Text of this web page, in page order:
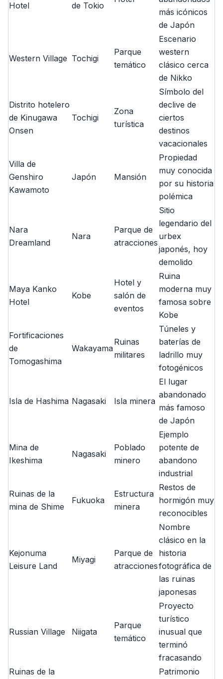
Hotel de Tokio
más icónicos
de Japón
Western Village Tochigi
Parque
temático
Escenario
western
clásico cerca
de Nikko
Distrito hotelero
de Kinugawa
Onsen
Tochigi
Zona
turística
Símbolo del
declive de
ciertos
destinos
vacacionales
Villa de
Genshiro
Kawamoto
Japón Mansión
Propiedad
muy conocida
por su historia
polémica
Nara
Dreamland
Nara
Parque de
atracciones
Sitio
legendario del
urbex
japonés, hoy
demolido
Maya Kanko
Hotel
Kobe
Hotel y
salón de
eventos
Ruina
moderna muy
famosa sobre
Kobe
Fortificaciones
de
Tomogashima
Wakayama
Ruinas
militares
Túneles y
baterías de
ladrillo muy
fotogénicos
Isla de Hashima Nagasaki Isla minera
El lugar
abandonado
más famoso
de Japón
Mina de
Ikeshima
Nagasaki
Poblado
minero
Ejemplo
potente de
abandono
industrial
Ruinas de la
mina de Shime
Fukuoka
Estructura
minera
Restos de
hormigón muy
reconocibles
Kejonuma
Leisure Land
Miyagi
Parque de
atracciones
Nombre
clásico en la
historia
fotográfica de
las ruinas
japonesas
Russian Village Niigata
Parque
temático
Proyecto
turístico
inusual que
terminó
fracasando
Ruinas de la
Patrimonio